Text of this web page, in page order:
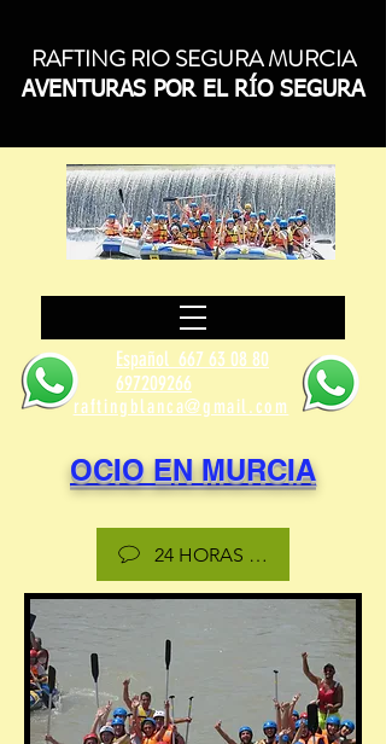
RAFTING RIO SEGURA MURCIA
AVENTURAS POR EL RÍO SEGURA
Español 667 63 08 80
697209266
raftingblanca@gmail.com
OCIO EN MURCIA
24 HORAS RESERVAS